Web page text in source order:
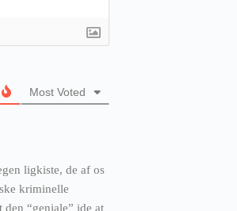
Most Voted
ligkiste, de af os
kriminelle
“geniale” ide at